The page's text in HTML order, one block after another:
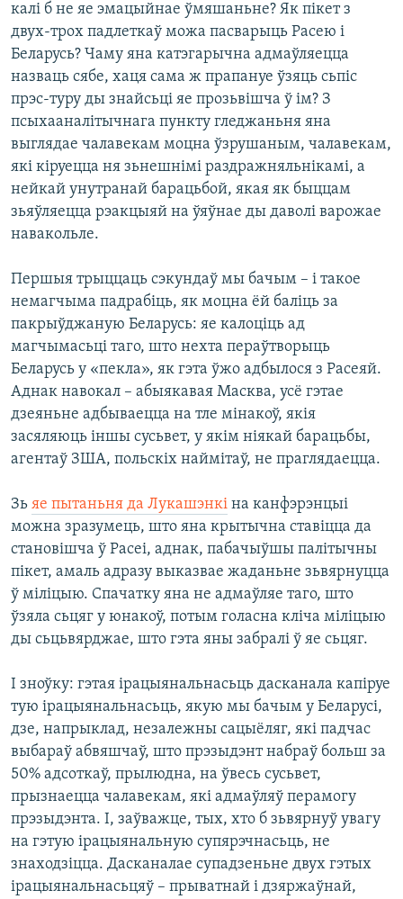
калі б не яе эмацыйнае ўмяшаньне? Як пікет з
двух-трох падлеткаў можа пасварыць Расею і
Беларусь? Чаму яна катэгарычна адмаўляецца
назваць сябе, хаця сама ж прапануе ўзяць сьпіс
прэс-туру ды знайсьці яе прозьвішча ў ім? З
псыхааналітычнага пункту гледжаньня яна
выглядае чалавекам моцна ўзрушаным, чалавекам,
які кіруецца ня зьнешнімі раздражняльнікамі, а
нейкай унутранай барацьбой, якая як быццам
зьяўляецца рэакцыяй на ўяўнае ды даволі варожае
навакольле.
Першыя трыццаць сэкундаў мы бачым – і такое
немагчыма падрабіць, як моцна ёй баліць за
пакрыўджаную Беларусь: яе калоціць ад
магчымасьці таго, што нехта пераўтворыць
Беларусь у «пекла», як гэта ўжо адбылося з Расеяй.
Аднак навокал – абыякавая Масква, усё гэтае
дзеяньне адбываецца на тле мінакоў, якія
засяляюць іншы сусьвет, у якім ніякай барацьбы,
агентаў ЗША, польскіх наймітаў, не праглядаецца.
Зь яе пытаньня да Лукашэнкі на канфэрэнцыі
можна зразумець, што яна крытычна ставіцца да
становішча ў Расеі, аднак, пабачыўшы палітычны
пікет, амаль адразу выказвае жаданьне зьвярнуцца
ў міліцыю. Спачатку яна не адмаўляе таго, што
ўзяла сьцяг у юнакоў, потым голасна кліча міліцыю
ды сьцьвярджае, што гэта яны забралі ў яе сьцяг.
І зноўку: гэтая ірацыянальнасьць дасканала капіруе
тую ірацыянальнасьць, якую мы бачым у Беларусі,
дзе, напрыклад, незалежны сацыёляг, які падчас
выбараў абвяшчаў, што прэзыдэнт набраў больш за
50% адсоткаў, прылюдна, на ўвесь сусьвет,
прызнаецца чалавекам, які адмаўляў перамогу
прэзыдэнта. І, заўважце, тых, хто б зьвярнуў увагу
на гэтую ірацыянальную супярэчнасьць, не
знаходзіцца. Дасканалае супадзеньне двух гэтых
ірацыянальнасьцяў – прыватнай і дзяржаўнай,